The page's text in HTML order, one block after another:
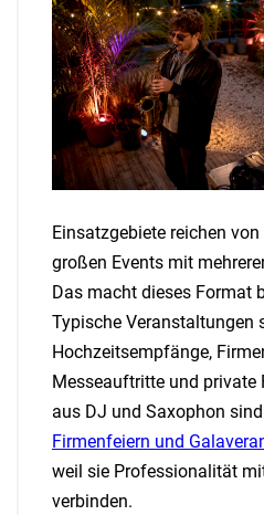
Einsatzgebiete reichen
großen Events mit
Das macht dieses Format
Typische Veranstaltungen
Hochzeitsempfänge,
Messeauftritte und private
aus DJ und Saxophon
Firmenfeiern und
weil sie Professionalität
verbinden.